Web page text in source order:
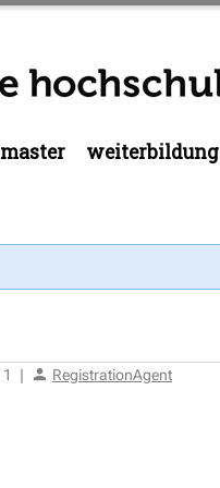
master weiterbildung
1 | RegistrationAgent